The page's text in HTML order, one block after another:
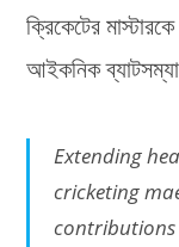
ক্রিকেটের
আইকনিক
Extending
cricketing
contributions